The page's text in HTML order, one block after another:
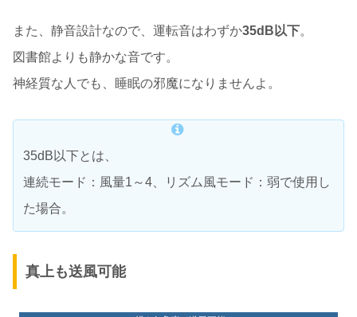
また、静音設計なので、運転音はわずか35dB以下。
図書館よりも静かな音です。
神経質な人でも、睡眠の邪魔になりませんよ。
35dB以下とは、
連続モード：風量1～4、リズム風モード：弱で使用し
た場合。
真上も送風可能